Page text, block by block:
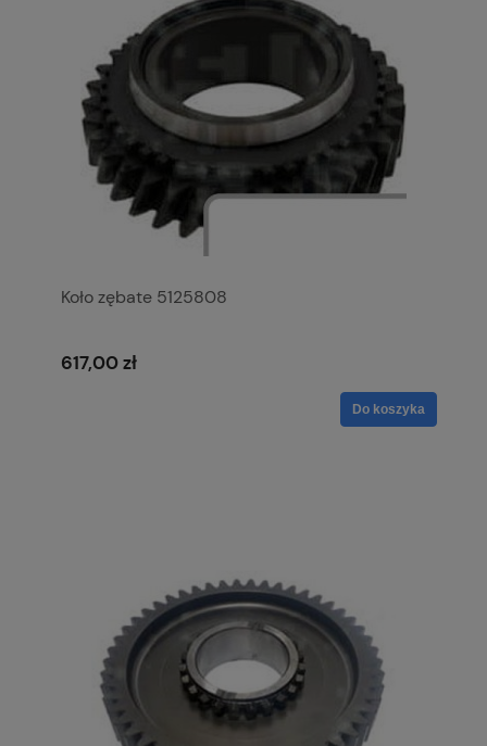
Koło zębate 5125808
617,00 zł
Do koszyka